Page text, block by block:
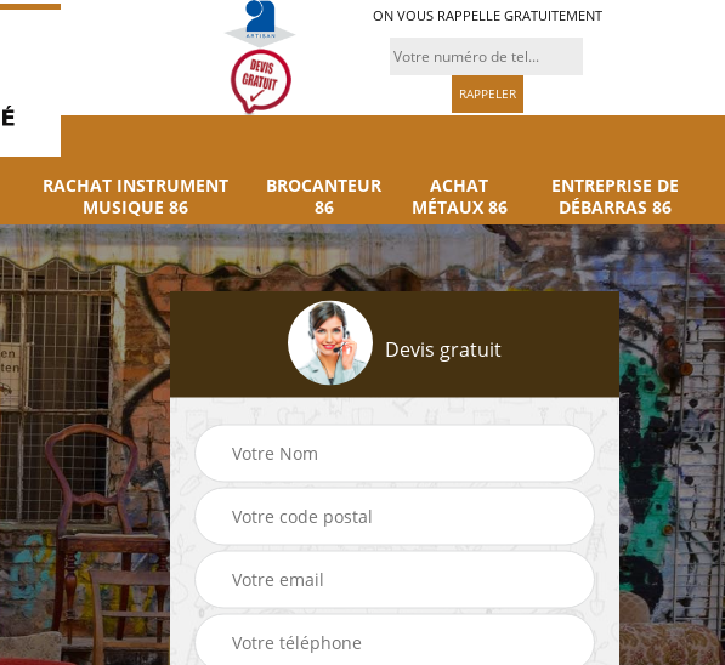
ON VOUS RAPPELLE GRATUITEMENT
RACHAT INSTRUMENT
MUSIQUE 86
BROCANTEUR
86
ACHAT
MÉTAUX 86
ENTREPRISE DE
DÉBARRAS 86
Débarras
d'appartement 86
Brocanteur 86
Devis gratuit